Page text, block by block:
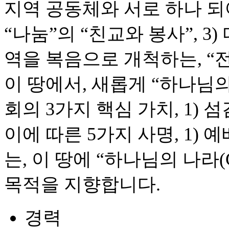
지역 공동체와 서로 하나
“나눔”의 “친교와 봉사”,
역을 복음으로 개척하는, “
이 땅에서, 새롭게 “하나님
회의 3가지 핵심 가치, 1)
이에 따른 5가지 사명, 1)
는, 이 땅에 “하나님의 나라
목적을 지향합니다.
경력